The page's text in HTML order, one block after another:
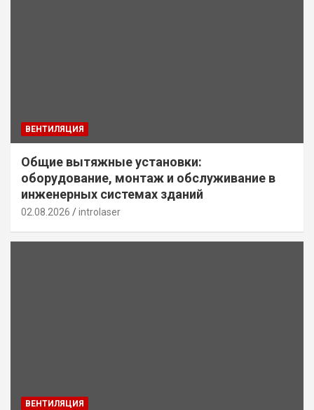
ВЕНТИЛЯЦИЯ
Общие вытяжные установки:
оборудование, монтаж и обслуживание в
инженерных системах зданий
02.08.2026 introlaser
ВЕНТИЛЯЦИЯ